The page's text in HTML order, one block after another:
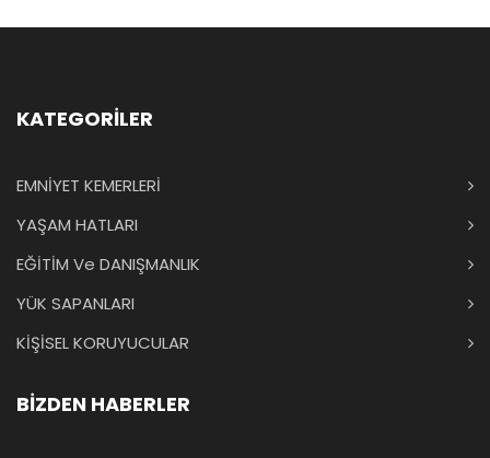
KATEGORİLER
EMNİYET KEMERLERİ
YAŞAM HATLARI
EĞİTİM Ve DANIŞMANLIK
YÜK SAPANLARI
KİŞİSEL KORUYUCULAR
BİZDEN HABERLER